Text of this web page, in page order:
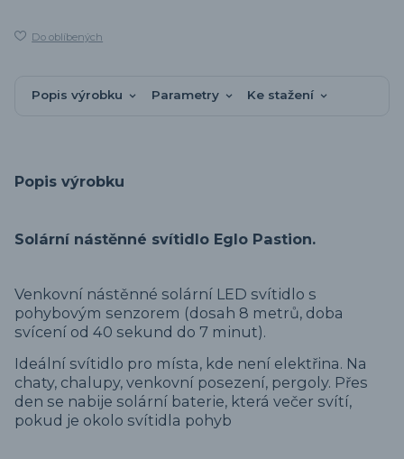
Do oblíbených
Popis výrobku Parametry Ke stažení
Popis výrobku
Solární nástěnné svítidlo Eglo Pastion.
Venkovní nástěnné solární LED svítidlo s
pohybovým senzorem (dosah 8 metrů, doba
svícení od 40 sekund do 7 minut).
Ideální svítidlo pro místa, kde není elektřina. Na
chaty, chalupy, venkovní posezení, pergoly. Přes
den se nabije solární baterie, která večer svítí,
pokud je okolo svítidla pohyb